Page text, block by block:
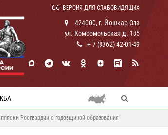
ВЕРСИЯ ДЛЯ СЛАБОВИДЯЩИХ
424000, г. Йошкар-Ола
ул. Комсомольская д. 135
+ 7 (8362) 42-01-49
Росгвардии с годовщиной образования